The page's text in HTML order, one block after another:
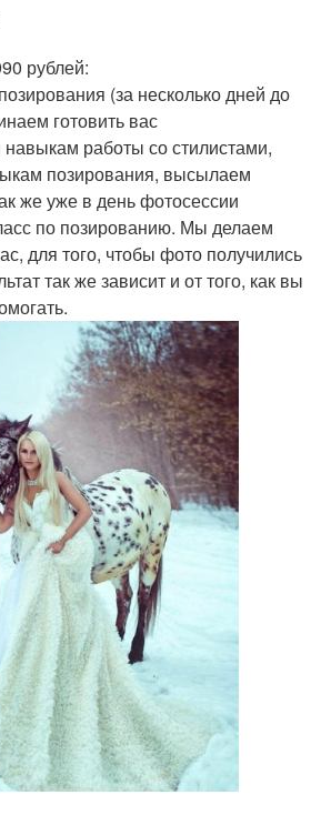
рублей:
(за несколько дней до
готовить вас
работы со стилистами,
позирования, высылаем
же уже в день фотосессии
по позированию. Мы делаем
для того, чтобы фото получились
так же зависит и от того, как вы